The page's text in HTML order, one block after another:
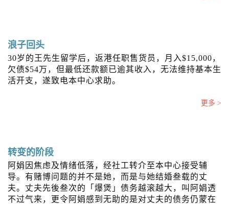
浪子回头
30岁的王先生留学后，返港任职售货员，月入$15,000，
欠债$54万，但最低还款额已逾其收入，无法维持基本生
活开支，遂致电本中心求助。
更多 >
转变的阶段
阿娟因焦虑及情绪低落，经社工转介至本中心接受辅
导。有赌博问题的并不是她，而是与她结婚叁载的丈
夫。丈夫先後叁次的「爆煲」债务越滚越大，叫阿娟透
不过气来，更令阿娟感到无助的是对丈夫的债务仍蒙在